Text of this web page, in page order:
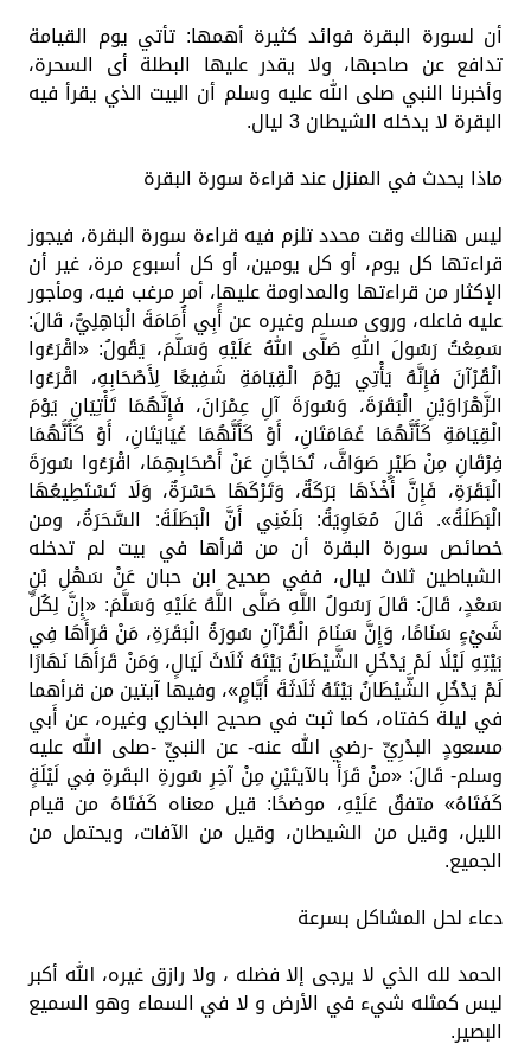
أن لسورة البقرة فوائد كثيرة أهمها: تأتي يوم القيامة
تدافع عن صاحبها، ولا يقدر عليها البطلة أى السحرة،
وأخبرنا النبي صلى الله عليه وسلم أن البيت الذي يقرأ فيه
البقرة لا يدخله الشيطان 3 ليال.
ماذا يحدث في المنزل عند قراءة سورة البقرة
ليس هنالك وقت محدد تلزم فيه قراءة سورة البقرة، فيجوز
قراءتها كل يوم، أو كل يومين، أو كل أسبوع مرة، غير أن
الإكثار من قراءتها والمداومة عليها، أمر مرغب فيه، ومأجور
عليه فاعله، وروى مسلم وغيره عن أًبِي أُمَامَةَ الْبَاهِلِيُّ، قَالَ:
سَمِعْتُ رَسُولَ اللهِ صَلَّى اللهُ عَلَيْهِ وَسَلَّمَ، يَقُولُ: «اقْرَءُوا
الْقُرْآنَ فَإِنَّهُ يَأْتِي يَوْمَ الْقِيَامَةِ شَفِيعًا لِأَصْحَابِهِ، اقْرَءُوا
الزَّهْرَاوَيْنِ الْبَقَرَةَ، وَسُورَةَ آلِ عِمْرَانَ، فَإِنَّهُمَا تَأْتِيَانِ يَوْمَ
الْقِيَامَةِ كَأَنَّهُمَا غَمَامَتَانِ، أَوْ كَأَنَّهُمَا غَيَايَتَانِ، أَوْ كَأَنَّهُمَا
فِرْقَانِ مِنْ طَيْرٍ صَوَافَّ، تُحَاجَّانِ عَنْ أَصْحَابِهِمَا، اقْرَءُوا سُورَةَ
الْبَقَرَةِ، فَإِنَّ أَخْذَهَا بَرَكَةٌ، وَتَرْكَهَا حَسْرَةٌ، وَلَا تَسْتَطِيعُهَا
الْبَطَلَةُ». قَالَ مُعَاوِيَةُ: بَلَغَنِي أَنَّ الْبَطَلَةَ: السَّحَرَةُ، ومن
خصائص سورة البقرة أن من قرأها في بيت لم تدخله
الشياطين ثلاث ليال، ففي صحيح ابن حبان عَنْ سَهْلِ بْنِ
سَعْدٍ، قَالَ: قَالَ رَسُولُ اللَّهِ صَلَّى اللَّهُ عَلَيْهِ وَسَلَّمَ: «إِنَّ لِكُلِّ
شَيْءٍ سَنَامًا، وَإِنَّ سَنَامَ الْقُرْآنِ سُورَةُ الْبَقَرَةِ، مَنْ قَرَأَهَا فِي
بَيْتِهِ لَيْلًا لَمْ يَدْخُلِ الشَّيْطَانُ بَيْتَهُ ثَلَاثَ لَيَالٍ، وَمَنْ قَرَأَهَا نَهَارًا
لَمْ يَدْخُلِ الشَّيْطَانُ بَيْتَهُ ثَلَاثَةَ أَيَّامٍ»، وفيها آيتين من قرأهما
في ليلة كفتاه، كما ثبت في صحيح البخاري وغيره، عن أَبي
مسعودٍ البدْرِيِّ -رضي الله عنه- عن النبيِّ -صلى الله عليه
وسلم- قَالَ: «منْ قَرَأَ بالآيتَيْنِ مِنْ آخِرِ سُورةِ البقَرةِ فِي لَيْلَةٍ
كَفَتَاهُ» متفقٌ عَلَيْهِ، موضحًا: قيل معناه كَفَتَاهُ من قيام
الليل، وقيل من الشيطان، وقيل من الآفات، ويحتمل من
الجميع.
دعاء لحل المشاكل بسرعة
الحمد لله الذي لا يرجى إلا فضله ، ولا رازق غيره، الله أكبر
ليس كمثله شيء في الأرض و لا في السماء وهو السميع
البصير.